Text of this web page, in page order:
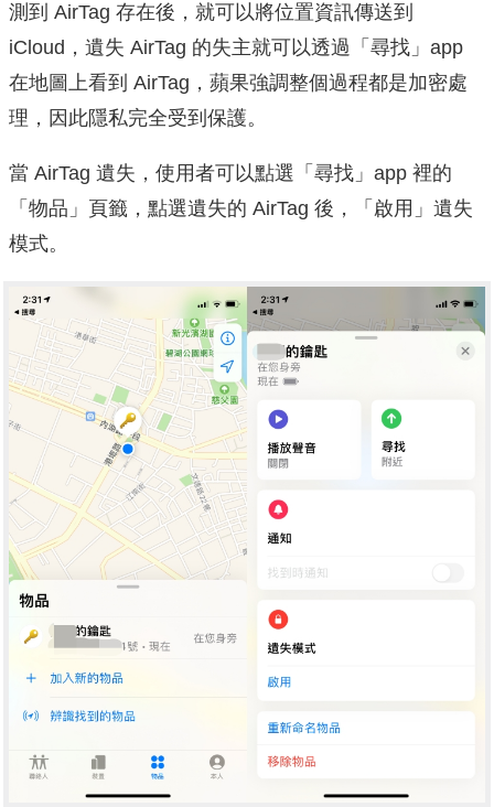
測到 AirTag 存在後，就可以將位置資訊傳送到
iCloud，遺失 AirTag 的失主就可以透過「尋找」app
在地圖上看到 AirTag，蘋果強調整個過程都是加密處
理，因此隱私完全受到保護。
當 AirTag 遺失，使用者可以點選「尋找」app 裡的
「物品」頁籤，點選遺失的 AirTag 後，「啟用」遺失
模式。